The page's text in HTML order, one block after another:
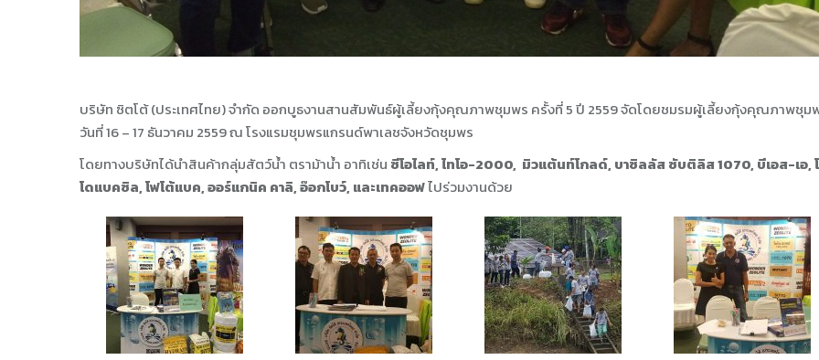
บริษัท ซิตโต้ (ประเทศไทย) จำกัด ออกบูธงานสานสัมพันธ์ผู้เลี้ยงกุ้งคุณภาพชุมพร ครั้งที่ 5 ปี 2559จัดโดยชมรมผู้เลี้ยงกุ้งคุณภาพชุม
วันที่ 16 – 17 ธันวาคม 2559 ณ โรงแรมชุมพรแกรนด์พาเลชจังหวัดชุมพร
โดยทางบริษัทได้นำสินค้ากลุ่มสัตว์น้ำ ตราม้าน้ำ อาทิเช่น ซีโอไลท์, ไทโอ-2000, มิวแต้นท์โกลด์, บาซิลลัส ซับติลิส 1070, บีเอส-เอ,
โดแบคซิล, โฟโต้แบค, ออร์แกนิค คาลิ, อ๊อกโบว์, และเทคออฟไปร่วมงานด้วย